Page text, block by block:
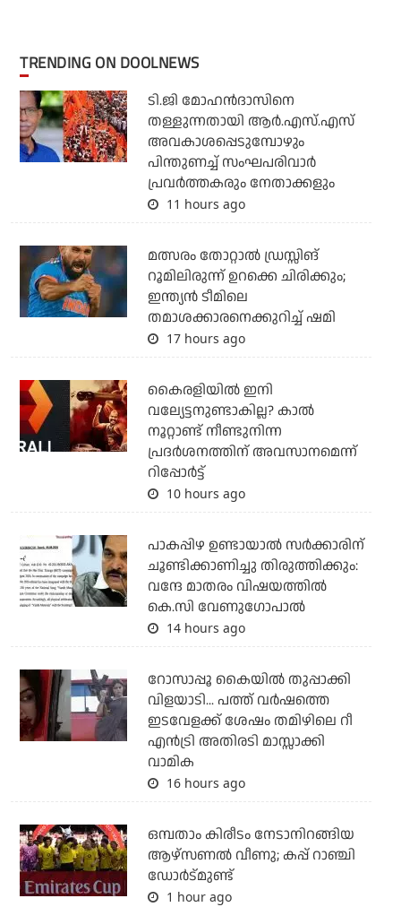
TRENDING ON DOOLNEWS
ടി.ജി മോഹന്‍ദാസിനെ
തള്ളുന്നതായി ആര്‍.എസ്.എസ്
അവകാശപ്പെടുമ്പോഴും
പിന്തുണച്ച് സംഘപരിവാര്‍
പ്രവര്‍ത്തകരും നേതാക്കളും
11 hours ago
മത്സരം തോറ്റാല്‍ ഡ്രസ്സിങ്
റൂമിലിരുന്ന് ഉറക്കെ ചിരിക്കും;
ഇന്ത്യന്‍ ടീമിലെ
തമാശക്കാരനെക്കുറിച്ച് ഷമി
17 hours ago
കൈരളിയില്‍ ഇനി
വല്യേട്ടനുണ്ടാകില്ല? കാല്‍
നൂറ്റാണ്ട് നീണ്ടുനിന്ന
പ്രദര്‍ശനത്തിന് അവസാനമെന്ന്
റിപ്പോര്‍ട്ട്
10 hours ago
പാകപ്പിഴ ഉണ്ടായാല്‍ സര്‍ക്കാരിന്
ചൂണ്ടിക്കാണിച്ചു തിരുത്തിക്കും:
വന്ദേ മാതരം വിഷയത്തില്‍
കെ.സി വേണുഗോപാല്‍
14 hours ago
റോസാപ്പൂ കൈയില്‍ തുപ്പാക്കി
വിളയാടി... പത്ത് വര്‍ഷത്തെ
ഇടവേളക്ക് ശേഷം തമിഴിലെ റീ
എന്‍ട്രി അതിരടി മാസ്സാക്കി
വാമിക
16 hours ago
ഒമ്പതാം കിരീടം നേടാനിറങ്ങിയ
ആഴ്സണല്‍ വീണു; കപ്പ് റാഞ്ചി
ഡോര്‍ട്മുണ്ട്
1 hour ago